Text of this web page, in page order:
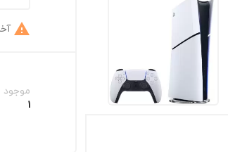

موجود
1